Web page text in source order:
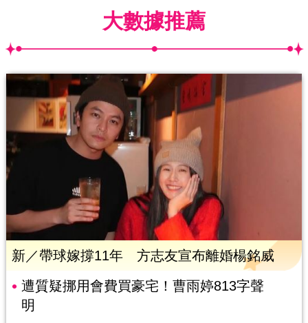
大數據推薦
新／帶球嫁撐11年 方志友宣布離婚楊銘威
遭質疑挪用會費買豪宅！曹雨婷813字聲
明